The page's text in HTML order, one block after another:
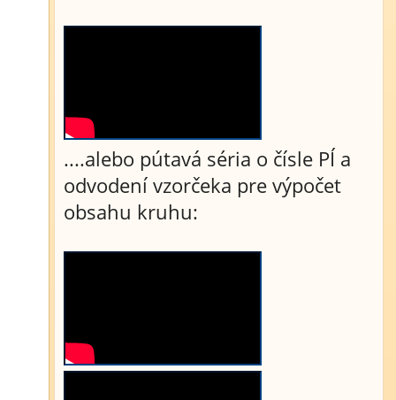
....alebo pútavá séria o čísle PÍ a
odvodení vzorčeka pre výpočet
obsahu kruhu: